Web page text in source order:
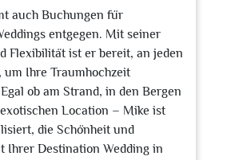
auch Buchungen für
entgegen. Mit seiner
Flexibilität ist er bereit, an jeden
um Ihre Traumhochzeit
ob am Strand, in den Bergen
Location – Mike ist
die Schönheit und
Ihrer Destination Wedding in